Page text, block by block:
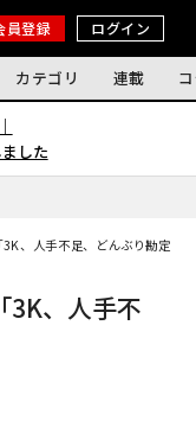
員登録 ログイン
カテゴリ 連載
した
、人手不足、どんぶり勘定」
3K、人手不